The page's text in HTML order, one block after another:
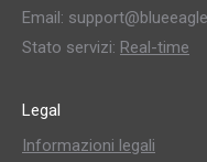
Email:
Stato servizi: Real-time
Legal
Informazioni legali